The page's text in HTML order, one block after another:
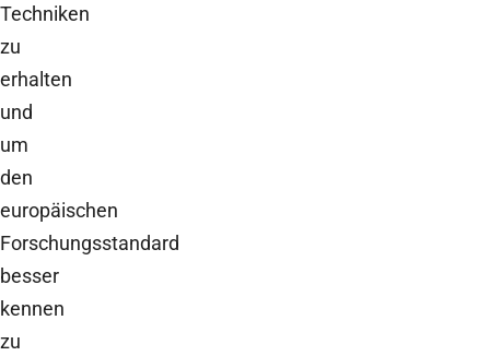
Techniken
zu
erhalten
und
um
den
europäischen
Forschungsstandard
besser
kennen
zu